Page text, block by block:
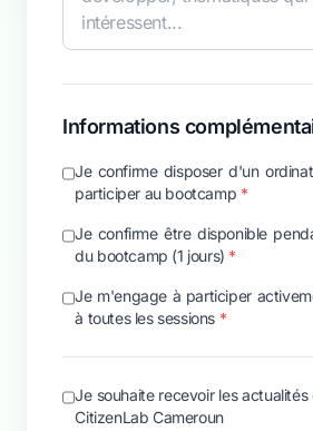
Informations
Je confirme disposer d'un
participer au bootcamp *
Je confirme être disponible
du bootcamp (1 jours) *
Je m'engage à participer
à toutes les sessions *
Je souhaite recevoir les
CitizenLab Cameroun